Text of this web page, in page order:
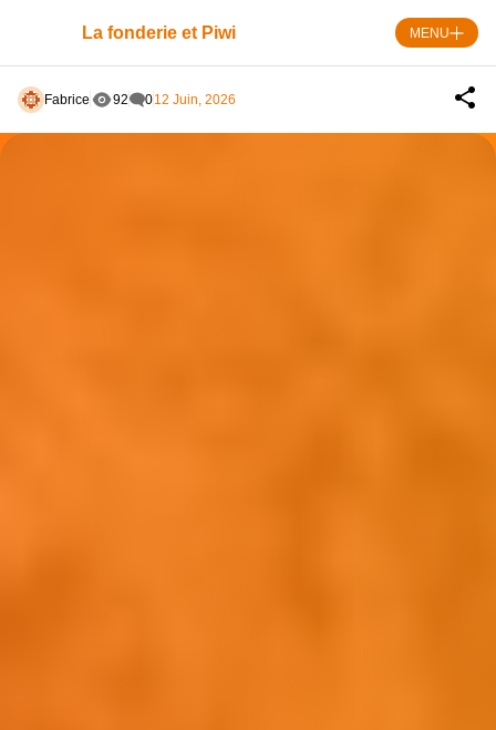
La fonderie et Piwi MENU
Fabrice 92 012 Juin, 2026